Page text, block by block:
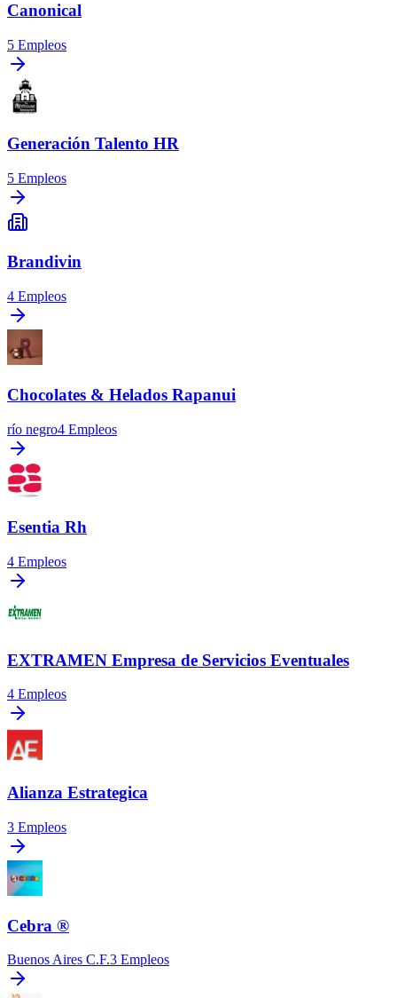
Canonical
5 Empleos
Generación Talento HR
5 Empleos
Brandivin
4 Empleos
Chocolates & Helados Rapanui
río negro4 Empleos
Esentia Rh
4 Empleos
EXTRAMEN Empresa de Servicios Eventuales
4 Empleos
Alianza Estrategica
3 Empleos
Cebra ®
Buenos Aires C.F.3 Empleos